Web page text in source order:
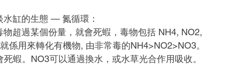
缸的生態 — 氮循環：
超過某個份量，就會死蝦，毒物包括 NH4, NO2,
係用來轉化有機物, 由非常毒的NH4>NO2>NO3。
蝦。NO3可以通過換水，或水草光合作用吸收。